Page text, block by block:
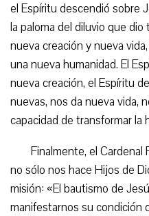
el Espíritu descendió sobre
la paloma del diluvio que
nueva creación y nueva
una nueva humanidad. El
nueva creación, el Espíritu
nuevas, nos da nueva vida,
capacidad de transformar la
Finalmente, el Cardenal
no sólo nos hace Hijos de
misión: «El bautismo de
manifestarnos su condición